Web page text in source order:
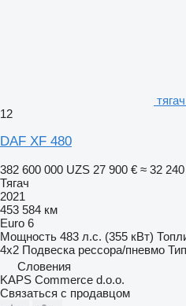
12
DAF XF 480
382 600 000 UZS 27 900 € ≈ 32
Тягач
2021
453 584 км
Euro 6
Мощность 483 л.с. (355 кВт)
4x2 Подвеска рессора/пневмо
Словения
KAPS Commerce d.o.o.
Связаться с продавцом